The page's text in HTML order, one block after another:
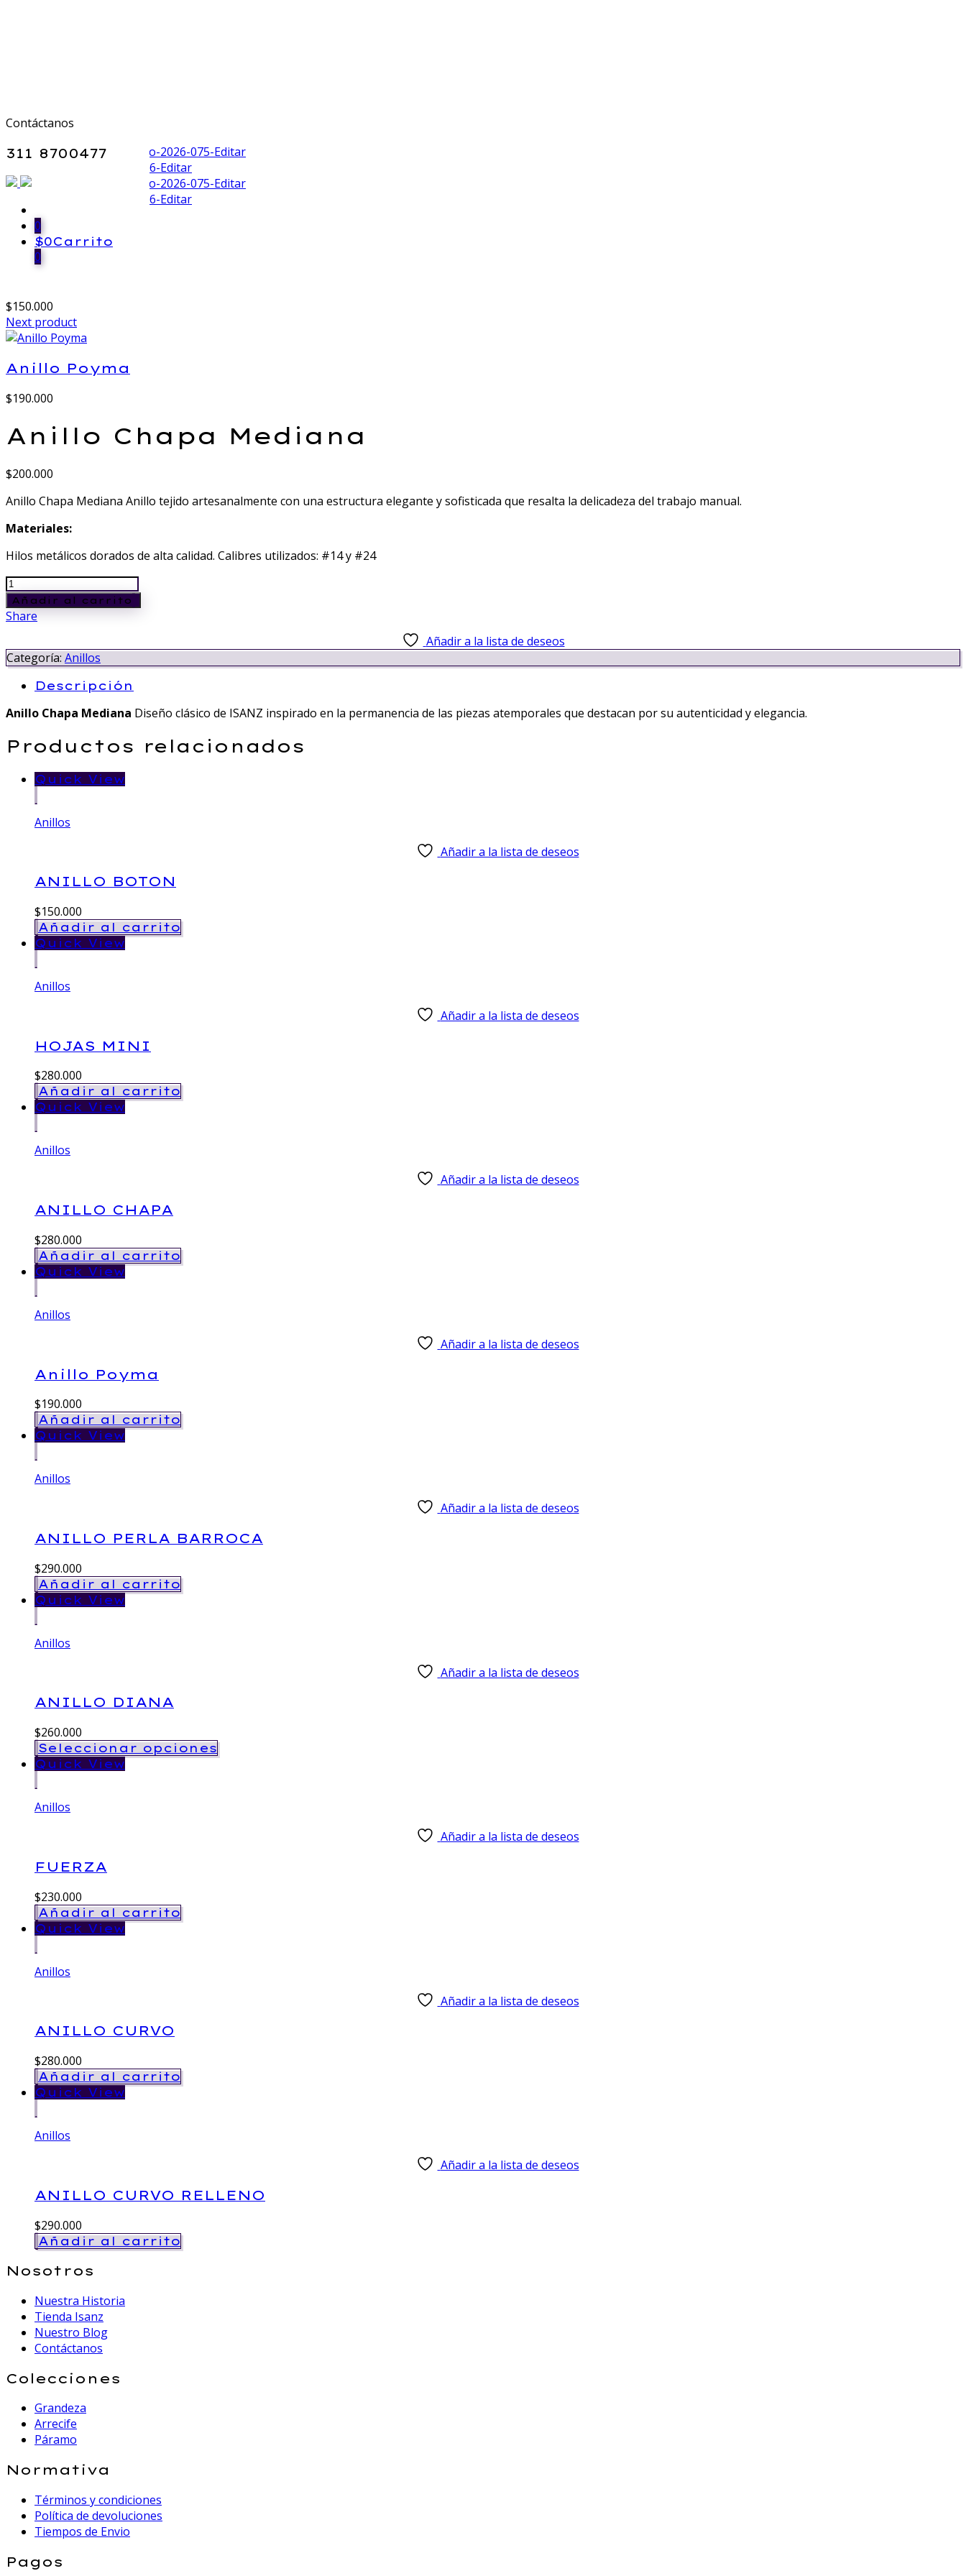
Contáctanos
311 8700477
0
$0Carrito
0
Back
Previous product
$150.000
Next product
Anillo Poyma
$190.000
Anillo Chapa Mediana
$200.000
Anillo Chapa Mediana Anillo tejido artesanalmente con una estructura elegante y sofisticada que resalta la delicadeza del trabajo manual.
Materiales:
Hilos metálicos dorados de alta calidad. Calibres utilizados: #14 y #24
Anillo
Chapa
Mediana
Añadir al carrito
Share
Añadir a la lista de deseos
Categoría: Anillos
Descripción
Anillo Chapa Mediana Diseño clásico de ISANZ inspirado en la permanencia de las piezas atemporales que destacan por su autenticidad y elegancia.
Productos relacionados
Quick View
Anillos
Añadir a la lista de deseos
ANILLO BOTON
$150.000
Añadir al carrito
Quick View
Anillos
Añadir a la lista de deseos
HOJAS MINI
$280.000
Añadir al carrito
Quick View
Anillos
Añadir a la lista de deseos
ANILLO CHAPA
$280.000
Añadir al carrito
Quick View
Anillos
Añadir a la lista de deseos
Anillo Poyma
$190.000
Añadir al carrito
Quick View
Anillos
Añadir a la lista de deseos
ANILLO PERLA BARROCA
$290.000
Añadir al carrito
Quick View
Anillos
Añadir a la lista de deseos
ANILLO DIANA
$260.000
Seleccionar opciones
Quick View
Anillos
Añadir a la lista de deseos
FUERZA
$230.000
Añadir al carrito
Quick View
Anillos
Añadir a la lista de deseos
ANILLO CURVO
$280.000
Añadir al carrito
Quick View
Anillos
Añadir a la lista de deseos
ANILLO CURVO RELLENO
$290.000
Añadir al carrito
Nosotros
Nuestra Historia
Tienda Isanz
Nuestro Blog
Contáctanos
Colecciones
Grandeza
Arrecife
Páramo
Normativa
Términos y condiciones
Política de devoluciones
Tiempos de Envio
Pagos